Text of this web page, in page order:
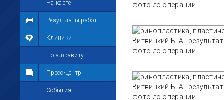
На карте
Результаты работ
Клиники
По алфавиту
Пресс-центр
События
Мой профиль
Мои сообщения
Мои фотографии
Мои комментарии
Мои друзья
Моё избранное